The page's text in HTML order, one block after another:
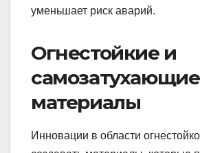
уменьшает риск аварий.
Огнестойкие и
самозатухающие
материалы
Инновации в области